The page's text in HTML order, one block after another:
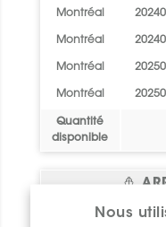
Nous
Montréal
Montréal
Montréal
Montréal
Quantité
disponible
Statut